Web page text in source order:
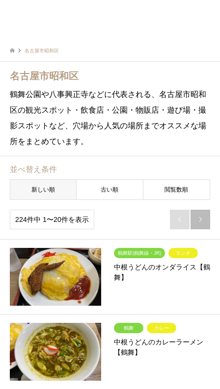
名古屋市昭和区
名古屋市昭和区
鶴舞公園や八事興正寺などに代表される、名古屋市昭和
区の観光スポット・飲食店・公園・物販店・遊び場・撮
影スポットなど、穴場から人気の場所までオススメな場
所をまとめています。
並べ替え条件
新しい順 古い順 閲覧数順
224件中 1〜20件を表示  
鶴舞駅(鶴舞線・JR) ランチ
中根うどんのオンダライス【鶴
舞】
鶴舞 カレー
中根うどんのカレーラーメン
【鶴舞】